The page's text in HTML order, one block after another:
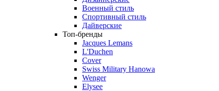
Военный стиль
Спортивный стиль
Дайверские
Топ-бренды
Jacques Lemans
L'Duchen
Cover
Swiss Military Hanowa
Wenger
Elysee